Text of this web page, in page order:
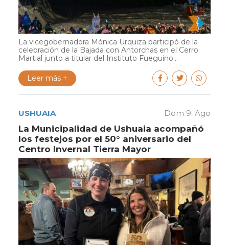
La vicegobernadora Mónica Urquiza participó de la
celebración de la Bajada con Antorchas en el Cerro
Martial junto a titular del Instituto Fueguino...
Leer más +
USHUAIA Dom 9. Ago
La Municipalidad de Ushuaia acompañó
los festejos por el 50° aniversario del
Centro Invernal Tierra Mayor